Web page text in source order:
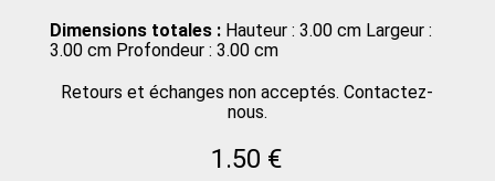
Dimensions totales : Hauteur : 3.00 cm Largeur :
3.00 cm Profondeur : 3.00 cm
Retours et échanges non acceptés. Contactez-
nous.
1.50 €